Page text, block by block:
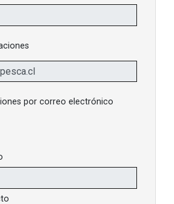
por correo electrónico